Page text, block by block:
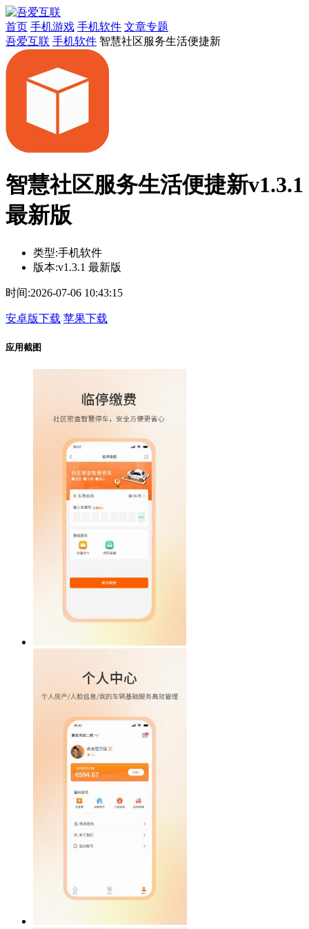
首页 手机游戏 手机软件 文章专题
吾爱互联 手机软件 智慧社区服务生活便捷新
智慧社区服务生活便捷新v1.3.1
最新版
类型:手机软件
版本:v1.3.1 最新版
时间:2026-07-06 10:43:15
安卓版下载 苹果下载
应用截图